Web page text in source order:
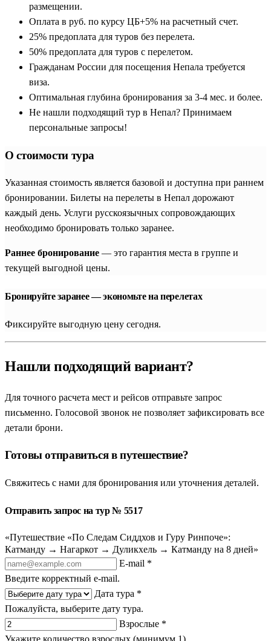
размещении.
Оплата в руб. по курсу ЦБ+5% на расчетный счет.
25% предоплата для туров без перелета.
50% предоплата для туров с перелетом.
Гражданам России для посещения Непала требуется
виза.
Оптимальная глубина бронирования за 3-4 мес. и более.
Не нашли подходящий тур в Непал? Принимаем
персональные запросы!
О стоимости тура
Указанная стоимость является базовой и доступна при раннем
бронировании. Билеты на перелеты в Непал дорожают
каждый день. Услуги русскоязычных сопровождающих
необходимо бронировать только заранее.
Раннее бронирование — это гарантия места в группе и
текущей выгодной цены.
Бронируйте заранее — экономьте на перелетах
Фиксируйте выгодную цену сегодня.
Нашли подходящий вариант?
Для точного расчета мест и рейсов отправьте запрос
письменно. Голосовой звонок не позволяет зафиксировать все
детали брони.
Готовы отправиться в путешествие?
Свяжитесь с нами для бронирования или уточнения деталей.
Отправить запрос на тур № 5517
«Путешествие «По Следам Сиддхов и Гуру Ринпоче»:
Катманду → Нагаркот → Дуликхель → Катманду на 8 дней»
E-mail *
Введите корректный e-mail.
Дата тура *
Пожалуйста, выберите дату тура.
Взрослые *
Укажите количество взрослых (минимум 1).